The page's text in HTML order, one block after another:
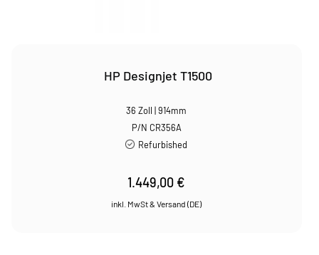
HP Designjet T1500
36 Zoll | 914mm
P/N CR356A
Refurbished
1.449,00 €